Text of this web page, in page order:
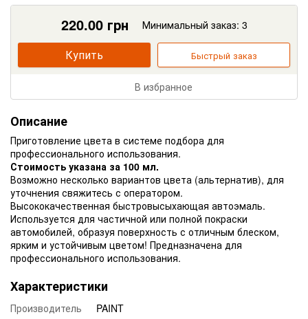
220.00грн Минимальный заказ: 3
Купить Быстрый заказ
В избранное
Описание
Приготовление цвета в системе подбора для
профессионального использования.
Стоимость указана за 100 мл.
Возможно несколько вариантов цвета (альтернатив), для
уточнения свяжитесь с оператором.
Высококачественная быстровысыхающая автоэмаль.
Используется для частичной или полной покраски
автомобилей, образуя поверхность с отличным блеском,
ярким и устойчивым цветом! Предназначена для
профессионального использования.
Характеристики
Производитель
PAINT